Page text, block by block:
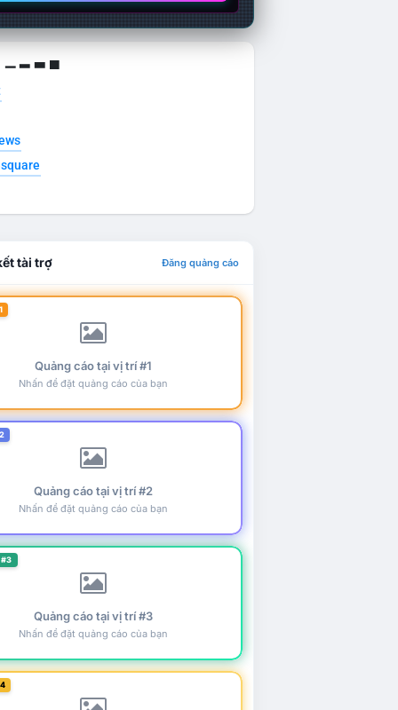
▁ ▂ ▃ ▄
tài trợ Đăng quảng cáo
Quảng cáo tại vị trí #1
Nhấn để đặt quảng cáo của bạn
Quảng cáo tại vị trí #2
Nhấn để đặt quảng cáo của bạn
Quảng cáo tại vị trí #3
Nhấn để đặt quảng cáo của bạn